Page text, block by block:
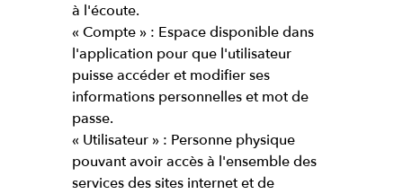
à l'écoute.
« Compte » : Espace disponible dans
l'application pour que l'utilisateur
puisse accéder et modifier ses
informations personnelles et mot de
passe.
« Utilisateur » : Personne physique
pouvant avoir accès à l'ensemble des
services des sites internet et de